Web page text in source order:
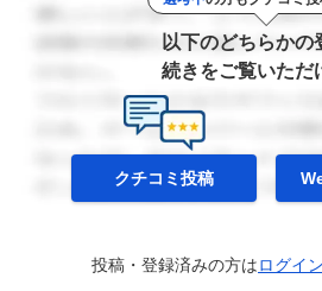
以下のどちらかの
続きをご覧いただ
クチコミ投稿
投稿・登録済みの方はログイン